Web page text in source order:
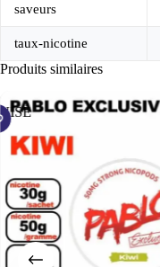
saveurs
taux-nicotine
Produits similaires